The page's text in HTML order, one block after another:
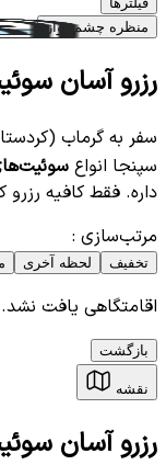
منظره چشم نواز
رزرو آسان
سفر به گرماب
سپنجا انواع
داره. فقط کافیه رزرو
مرتب‌سازی :
تخفیف لحظه آخری
اقامتگاهی یافت نشد.
بازگشت
نقشه
رزرو آسان